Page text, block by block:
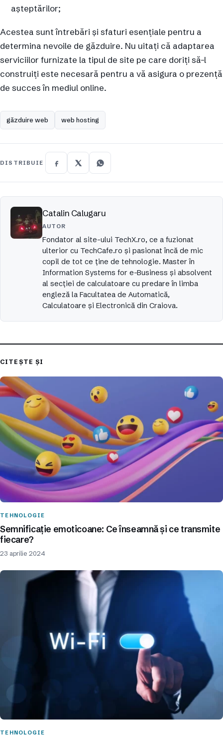
așteptărilor;
Acestea sunt întrebări și sfaturi esențiale pentru a
determina nevoile de găzduire. Nu uitați că adaptarea
serviciilor furnizate la tipul de site pe care doriți să-l
construiți este necesară pentru a vă asigura o prezență
de succes în mediul online.
găzduire web web hosting
DISTRIBUIE
Catalin Calugaru
AUTOR
Fondator al site-ului TechX.ro, ce a fuzionat
ulterior cu TechCafe.ro și pasionat încă de mic
copil de tot ce ține de tehnologie. Master în
Information Systems for e-Business și absolvent
al secției de calculatoare cu predare în limba
engleză la Facultatea de Automatică,
Calculatoare și Electronică din Craiova.
CITEȘTE ȘI
TEHNOLOGIE
Semnificație emoticoane: Ce înseamnă și ce transmite
fiecare?
23 aprilie 2024
TEHNOLOGIE